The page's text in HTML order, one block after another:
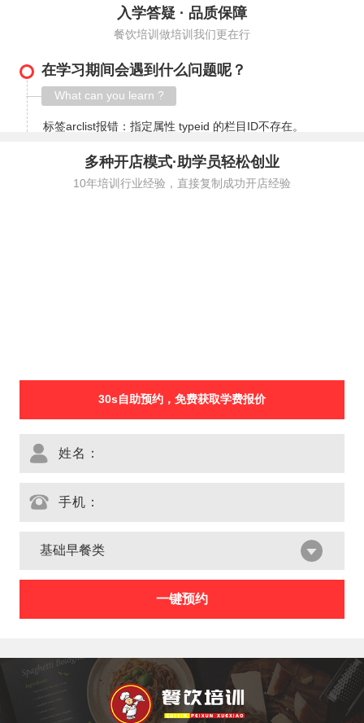
入学答疑 · 品质保障
餐饮培训做培训我们更在行
在学习期间会遇到什么问题呢？
What can you learn ?
标签arclist报错：指定属性 typeid 的栏目ID不存在。
多种开店模式·助学员轻松创业
10年培训行业经验，直接复制成功开店经验
30s自助预约，免费获取学费报价
姓名：
手机：